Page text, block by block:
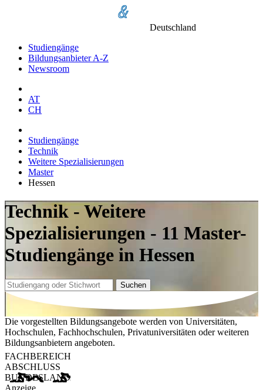
Deutschland
Studiengänge
Bildungsanbieter A-Z
Newsroom
AT
CH
Studiengänge
Technik
Weitere Spezialisierungen
Master
Hessen
Technik - Weitere
Spezialisierungen - 11 Master-
Studiengänge in Hessen
Suchen
Die vorgestellten Bildungsangebote werden von Universitäten,
Hochschulen, Fachhochschulen, Privatuniversitäten oder weiteren
Bildungsanbietern angeboten.
FACHBEREICH
ABSCHLUSS
BUNDESLAND